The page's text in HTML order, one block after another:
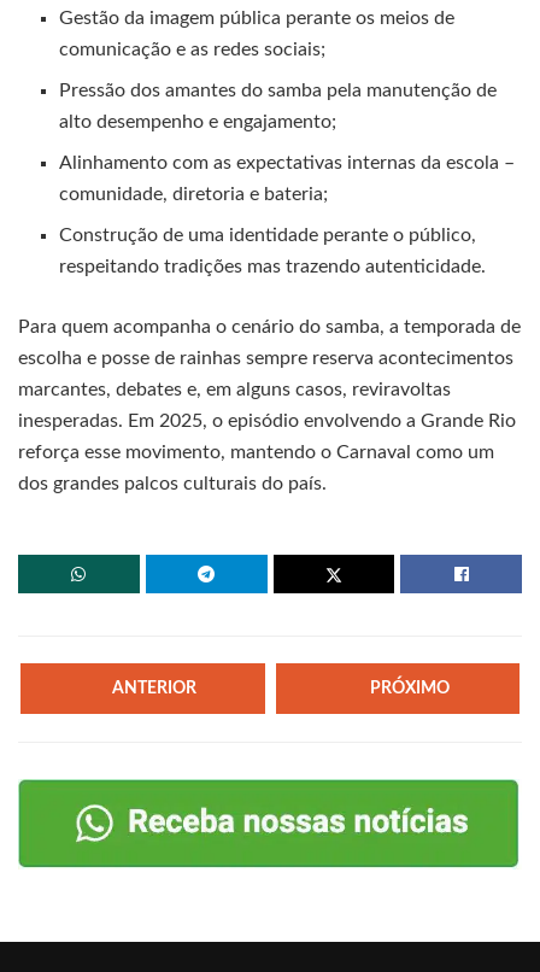
Gestão da imagem pública perante os meios de
comunicação e as redes sociais;
Pressão dos amantes do samba pela manutenção de
alto desempenho e engajamento;
Alinhamento com as expectativas internas da escola –
comunidade, diretoria e bateria;
Construção de uma identidade perante o público,
respeitando tradições mas trazendo autenticidade.
Para quem acompanha o cenário do samba, a temporada de
escolha e posse de rainhas sempre reserva acontecimentos
marcantes, debates e, em alguns casos, reviravoltas
inesperadas. Em 2025, o episódio envolvendo a Grande Rio
reforça esse movimento, mantendo o Carnaval como um
dos grandes palcos culturais do país.
ANTERIOR PRÓXIMO